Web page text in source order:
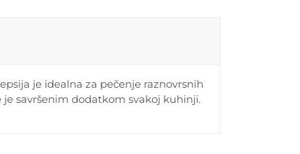
je idealna za pečenje raznovrsnih
savršenim dodatkom svakoj kuhinji.